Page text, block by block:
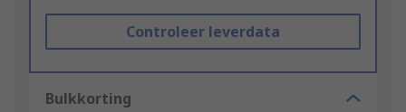
Controleer leverdata
Bulkkorting